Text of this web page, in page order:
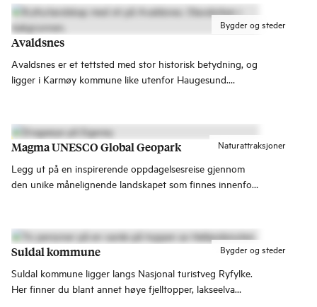
Bygder og steder
Avaldsnes
Avaldsnes er et tettsted med stor historisk betydning, og
ligger i Karmøy kommune like utenfor Haugesund.
på Avaldsnes har det bodd konger i flere tusen år, siden
eldre bronsealderen og gjennom hele vikingtiden.Naturattraksjoner
Magma UNESCO Global Geopark
Legg ut på en inspirerende oppdagelsesreise gjennom
den unike månelignende landskapet som finnes innenfor
til å bli med oss på et eventyr uten sidestykke.
Bygder og steder
Suldal kommune
Suldal kommune ligger langs Nasjonal turistveg Ryfylke.
Her finner du blant annet høye fjelltopper, lakseelva